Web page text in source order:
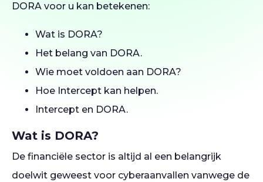
DORA voor u kan betekenen:
Wat is DORA?
Het belang van DORA.
Wie moet voldoen aan DORA?
Hoe Intercept kan helpen.
Intercept en DORA.
Wat is DORA?
De financiële sector is altijd al een belangrijk
doelwit geweest voor cyberaanvallen vanwege de